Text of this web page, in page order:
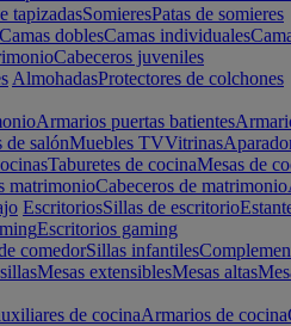
tapizadasSomieresPatas de somieres
Camas doblesCamas individuales
Cabeceros juveniles
AlmohadasProtectores de colchones
Armarios puertas batientes
de salónMuebles TVVitrinas
Taburetes de cocinaMesas de
matrimonioCabeceros de matrimonio
EscritoriosSillas de escritorio
Escritorios gaming
comedorSillas infantiles
Mesas extensiblesMesas altas
de cocinaArmarios de cocina